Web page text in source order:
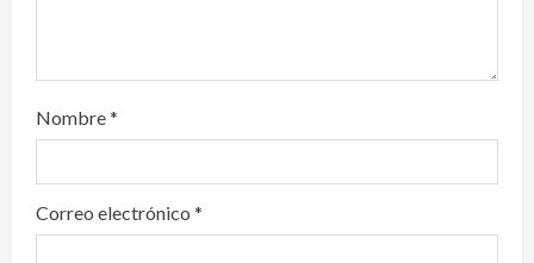
Nombre*
Correo electrónico *